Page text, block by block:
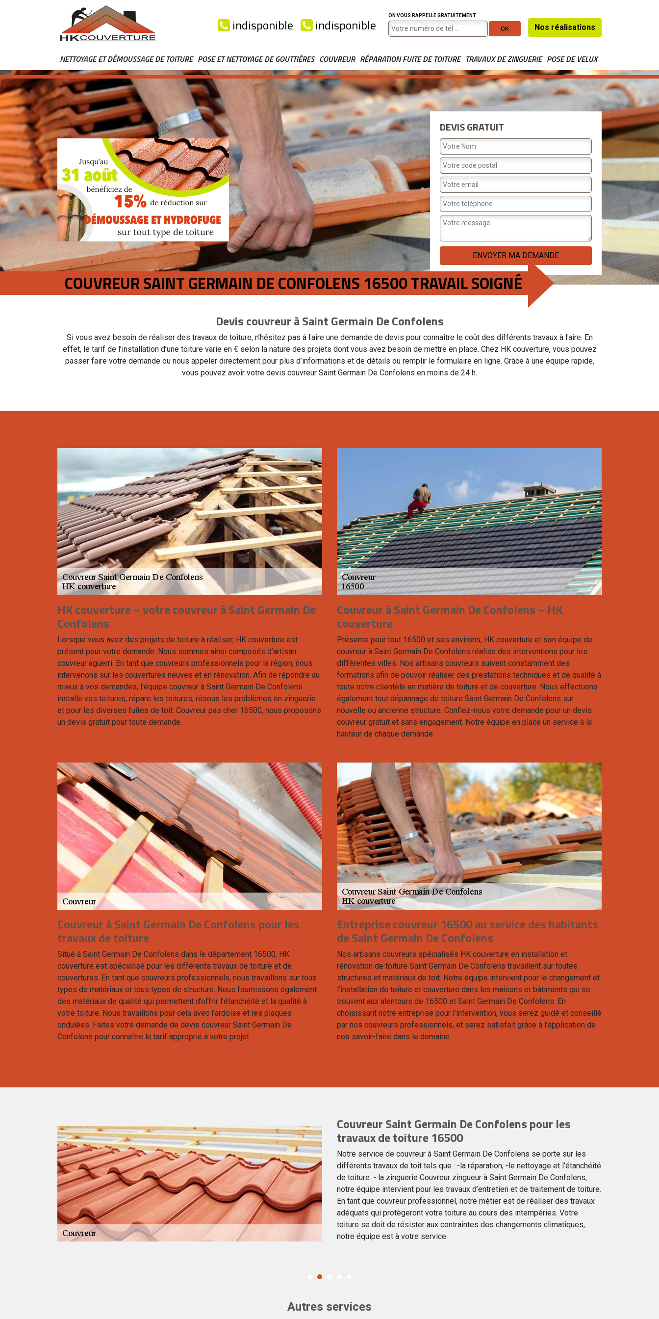
indisponible indisponible
ON VOUS RAPPELLE GRATUITEMENT
Nos réalisations
NETTOYAGE ET DÉMOUSSAGE DE TOITURE POSE ET NETTOYAGE DE GOUTTIÈRES COUVREUR RÉPARATION FUITE DE TOITURE TRAVAUX DE ZINGUERIE POSE DE VELUX
DEVIS GRATUIT
COUVREUR SAINT GERMAIN DE CONFOLENS 16500 TRAVAIL SOIGNÉ
Devis couvreur à Saint Germain De Confolens
Si vous avez besoin de réaliser des travaux de toiture, n’hésitez pas à faire une demande de devis pour connaître le coût des différents travaux à faire. En
effet, le tarif de l’installation d’une toiture varie en € selon la nature des projets dont vous avez besoin de mettre en place. Chez HK couverture, vous pouvez
passer faire votre demande ou nous appeler directement pour plus d’informations et de détails ou remplir le formulaire en ligne. Grâce à une équipe rapide,
vous pouvez avoir votre devis couvreur Saint Germain De Confolens en moins de 24 h.
HK couverture – votre couvreur à Saint Germain De
Confolens
Lorsque vous avez des projets de toiture à réaliser, HK couverture est
présent pour votre demande. Nous sommes ainsi composés d’artisan
couvreur aguerri. En tant que couvreurs professionnels pour la région, nous
intervenons sur les couvertures neuves et en rénovation. Afin de répondre au
mieux à vos demandes, l’équipe couvreur à Saint Germain De Confolens
installe vos toitures, répare les toitures, résous les problèmes en zinguerie
et pour les diverses fuites de toit. Couvreur pas cher 16500, nous proposons
un devis gratuit pour toute demande.
Couvreur à Saint Germain De Confolens – HK
couverture
Présente pour tout 16500 et ses environs, HK couverture et son équipe de
couvreur à Saint Germain De Confolens réalise des interventions pour les
différentes villes. Nos artisans couvreurs suivent constamment des
formations afin de pouvoir réaliser des prestations techniques et de qualité à
toute notre clientèle en matière de toiture et de couverture. Nous effectuons
également tout dépannage de toiture Saint Germain De Confolens sur
nouvelle ou ancienne structure. Confiez-nous votre demande pour un devis
couvreur gratuit et sans engagement. Notre équipe en place un service à la
hauteur de chaque demande.
Couvreur à Saint Germain De Confolens pour les
travaux de toiture
Situé à Saint Germain De Confolens dans le département 16500, HK
couverture est spécialisé pour les différents travaux de toiture et de
couvertures. En tant que couvreurs professionnels, nous travaillons sur tous
types de matériaux et tous types de structure. Nous fournissons également
des matériaux de qualité qui permettent d’offrir l’étanchéité et la qualité à
votre toiture. Nous travaillons pour cela avec l'ardoise et les plaques
ondulées. Faites votre demande de devis couvreur Saint Germain De
Confolens pour connaître le tarif approprié à votre projet.
Entreprise couvreur 16500 au service des habitants
de Saint Germain De Confolens
Nos artisans couvreurs spécialisés HK couverture en installation et
rénovation de toiture Saint Germain De Confolens travaillent sur toutes
structures et matériaux de toit. Notre équipe intervient pour le changement et
l’installation de toiture et couverture dans les maisons et bâtiments qui se
trouvent aux alentours de 16500 et Saint Germain De Confolens. En
choisissant notre entreprise pour l’intervention, vous serez guidé et conseillé
par nos couvreurs professionnels, et serez satisfait grâce à l’application de
nos savoir-faire dans le domaine.
Couvreur Saint Germain De Confolens pour les
travaux de toiture 16500
Notre service de couvreur à Saint Germain De Confolens se porte sur les
différents travaux de toit tels que : -la réparation, -le nettoyage et l’étanchéité
de toiture. - la zinguerie Couvreur zingueur à Saint Germain De Confolens,
notre équipe intervient pour les travaux d’entretien et de traitement de toiture.
En tant que couvreur professionnel, notre métier est de réaliser des travaux
adéquats qui protègeront votre toiture au cours des intempéries. Votre
toiture se doit de résister aux contraintes des changements climatiques,
notre équipe est à votre service.
Autres services